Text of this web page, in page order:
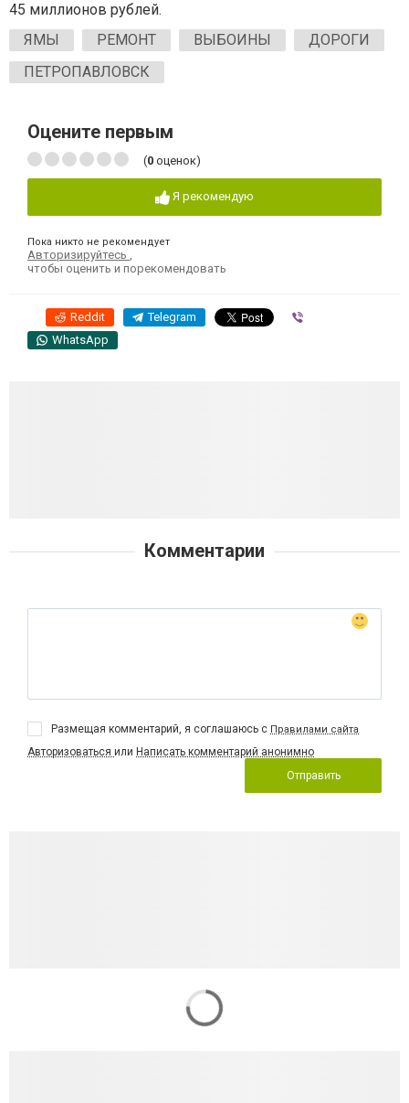
45 миллионов рублей.
ЯМЫ
РЕМОНТ ВЫБОИНЫ
ДОРОГИ
ПЕТРОПАВЛОВСК
Оцените первым
(0 оценок)
Я рекомендую
Пока никто не рекомендует
Авторизируйтесь
чтобы оценить и порекомендовать
Reddit Telegram
WhatsApp
Комментарии
Размещая комментарий, я соглашаюсь с Правилами сайта
Авторизоваться или Написать комментарий анонимно
Отправить